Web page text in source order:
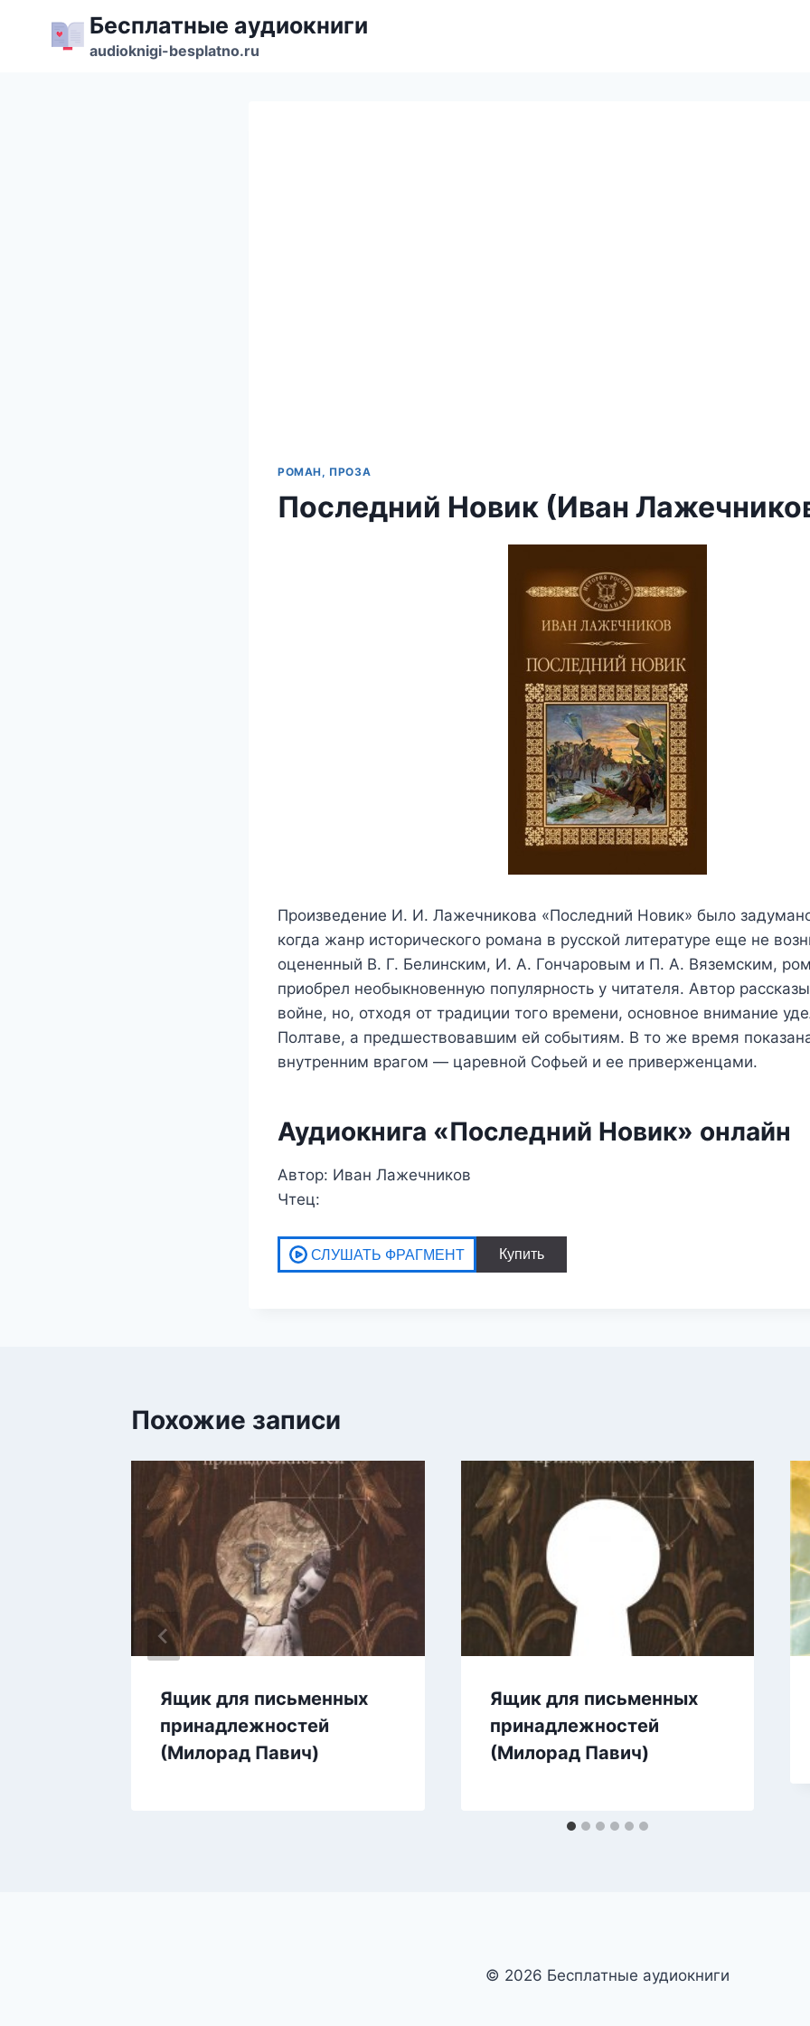
содержимому
Бесплатные аудиокниги
audioknigi-besplatno.ru
РОМАН, ПРОЗА
Последний Новик (Иван
Произведение И. И. Лажечникова «Последний Новик» было
когда жанр исторического романа в русской литературе еще не
оцененный В. Г. Белинским, И. А. Гончаровым и П. А. Вяземским,
приобрел необыкновенную популярность у читателя. Автор
войне, но, отходя от традиции того времени, основное внимание
Полтаве, а предшествовавшим ей событиям. В то же время
внутренним врагом — царевной Софьей и ее приверженцами.
Аудиокнига «Последний Новик» онлайн
Автор: Иван Лажечников
Чтец:
Похожие записи
Ящик для письменных
принадлежностей
(Милорад Павич)
Ящик для письменных
принадлежностей
(Милорад Павич)
© 2026 Бесплатные аудиокниги